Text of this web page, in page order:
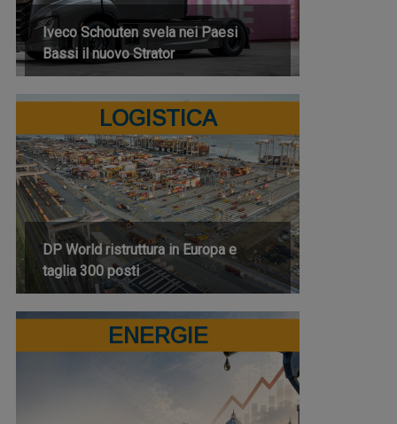
Iveco Schouten svela nei Paesi
Bassi il nuovo Strator
LOGISTICA
DP World ristruttura in Europa e
taglia 300 posti
ENERGIE